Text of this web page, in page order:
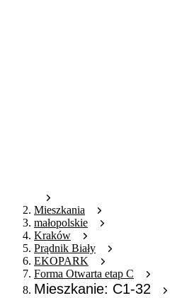
Mieszkania
małopolskie
Kraków
Prądnik Biały
EKOPARK
Forma Otwarta etap C
Mieszkanie: C1-32